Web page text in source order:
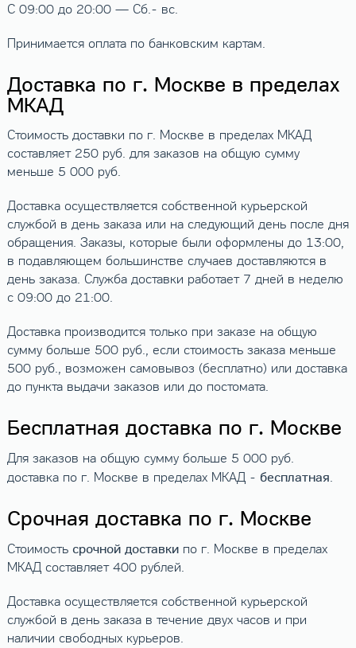
С 09:00 до 20:00 — Сб.- вс.
Принимается оплата по банковским картам.
Доставка по г. Москве в пределах
МКАД
Стоимость доставки по г. Москве в пределах МКАД
составляет 250 руб. для заказов на общую сумму
меньше 5 000 руб.
Доставка осуществляется собственной курьерской
службой в день заказа или на следующий день после дня
обращения. Заказы, которые были оформлены до 13:00,
в подавляющем большинстве случаев доставляются в
день заказа. Служба доставки работает 7 дней в неделю
с 09:00 до 21:00.
Доставка производится только при заказе на общую
сумму больше 500 руб., если стоимость заказа меньше
500 руб., возможен самовывоз (бесплатно) или доставка
до пункта выдачи заказов или до постомата.
Бесплатная доставка по г. Москве
Для заказов на общую сумму больше 5 000 руб.
доставка по г. Москве в пределах МКАД - бесплатная.
Срочная доставка по г. Москве
Стоимость срочной доставкипо г. Москве в пределах
МКАД составляет 400 рублей.
Доставка осуществляется собственной курьерской
службой в день заказа в течение двух часов и при
наличии свободных курьеров.